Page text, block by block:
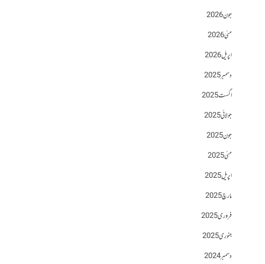
جون 2026
مئی 2026
اپریل 2026
دسمبر 2025
اگست 2025
جولائی 2025
جون 2025
مئی 2025
اپریل 2025
مارچ 2025
فروری 2025
جنوری 2025
دسمبر 2024